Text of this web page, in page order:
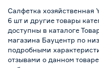
Салфетка хозяйственная
6 шт и другие товары
доступны в каталоге
магазина Бауцентр по
подробными
отзывами о данном